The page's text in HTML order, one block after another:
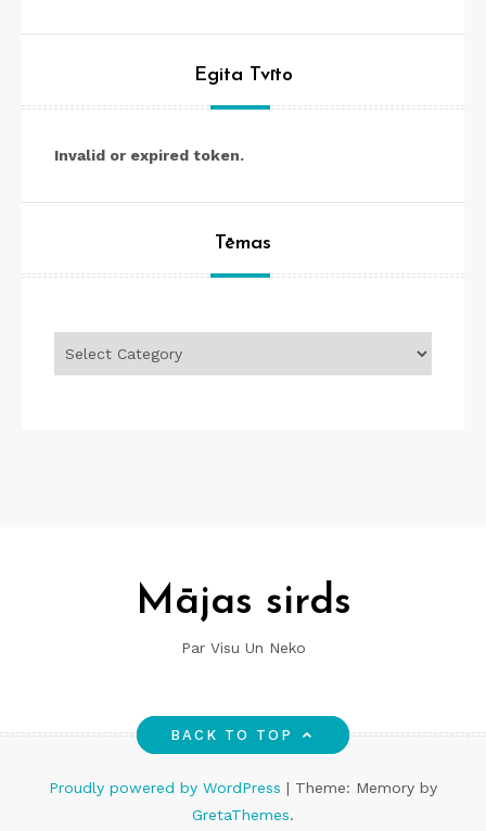
Egita Tvīto
Invalid or expired token.
Tēmas
Mājas sirds
Par Visu Un Neko
BACK TO TOP
Proudly powered by WordPress | Theme: Memory by
GretaThemes.